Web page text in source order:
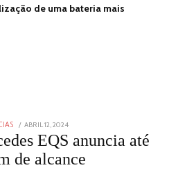
de uma bateria mais
POSTED
ABRIL 12, 2024
2024
EQS anuncia até
de alcance